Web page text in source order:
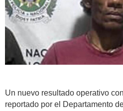
Un nuevo resultado operativo
reportado por el Departamento